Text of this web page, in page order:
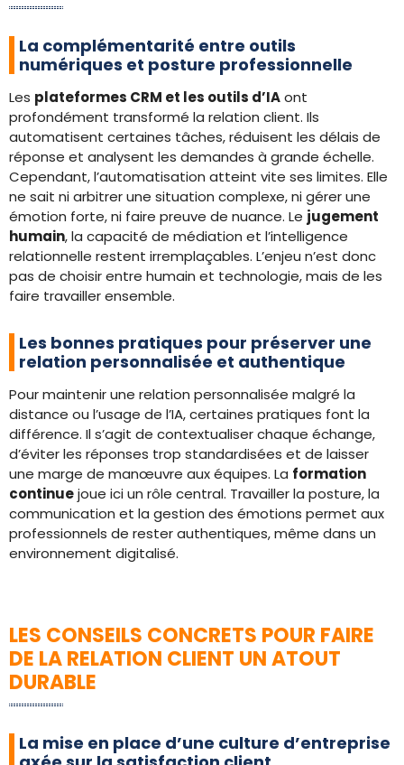
La complémentarité entre outils
numériques et posture professionnelle
Les plateformes CRM et les outils d’IAont
profondément transformé la relation client. Ils
automatisent certaines tâches, réduisent les délais de
réponse et analysent les demandes à grande échelle.
Cependant, l’automatisation atteint vite ses limites. Elle
ne sait ni arbitrer une situation complexe, ni gérer une
émotion forte, ni faire preuve de nuance. Le jugement
humain, la capacité de médiation et l’intelligence
relationnelle restent irremplaçables. L’enjeu n’est donc
pas de choisir entre humain et technologie, mais de les
faire travailler ensemble.
Les bonnes pratiques pour préserver une
relation personnalisée et authentique
Pour maintenir une relation personnalisée malgré la
distance ou l’usage de l’IA, certaines pratiques font la
différence. Il s’agit de contextualiser chaque échange,
d’éviter les réponses trop standardisées et de laisser
une marge de manœuvre aux équipes. La formation
continuejoue ici un rôle central. Travailler la posture, la
communication et la gestion des émotions permet aux
professionnels de rester authentiques, même dans un
environnement digitalisé.
LES CONSEILS CONCRETS POUR FAIRE
DE LA RELATION CLIENT UN ATOUT
DURABLE
La mise en place d’une culture d’entreprise